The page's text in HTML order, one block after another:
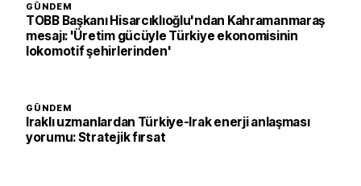
GÜNDEM
TOBB Başkanı Hisarcıklıoğlu'ndan Kahramanmaraş
mesajı: 'Üretim gücüyle Türkiye ekonomisinin
lokomotif şehirlerinden'
GÜNDEM
Iraklı uzmanlardan Türkiye-Irak enerji anlaşması
yorumu: Stratejik fırsat